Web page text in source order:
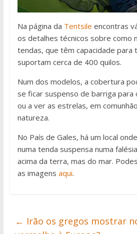
Na página da Tentsile encontras
os detalhes técnicos sobre como
tendas, que têm capacidade para
suportam cerca de 400 quilos.
Num dos modelos, a cobertura
se ficar suspenso de barriga para
ou a ver as estrelas, em
natureza.
No País de Gales, há um local
numa tenda suspensa numa
acima da terra, mas do mar.
as imagens aqui.
← Irão os gregos mostrar